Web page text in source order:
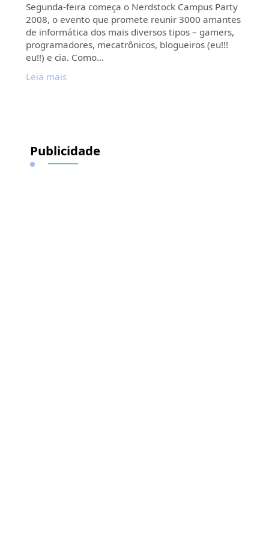
Segunda-feira começa o Nerdstock Campus Party
2008, o evento que promete reunir 3000 amantes
de informática dos mais diversos tipos – gamers,
programadores, mecatrônicos, blogueiros (eu!!!
eu!!) e cia. Como…
Leia mais
Publicidade